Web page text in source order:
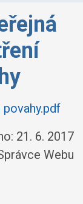
21. 6. 2017
Webu